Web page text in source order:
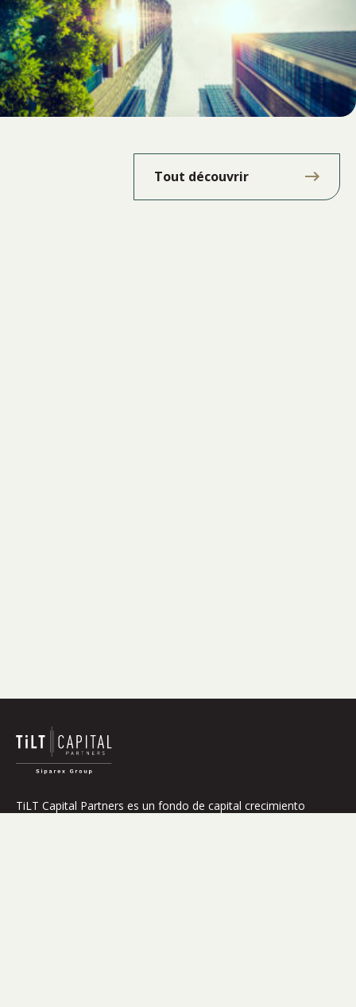
Tout découvrir
TiLT Capital Partners es un fondo de capital crecimiento